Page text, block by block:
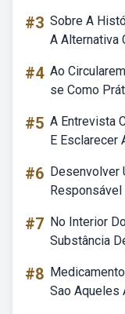
#3 Sobre A
A Alternativa
#4 Ao
se Como
#5 A Entrevista
E Esclarecer
#6 Desenvolver
Responsável
#7 No Interior
Substância
#8
Sao Aqueles